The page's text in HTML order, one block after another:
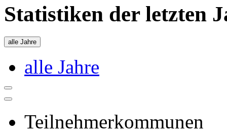
Statistiken der letzten
alle Jahre
alle Jahre
Teilnehmerkommunen